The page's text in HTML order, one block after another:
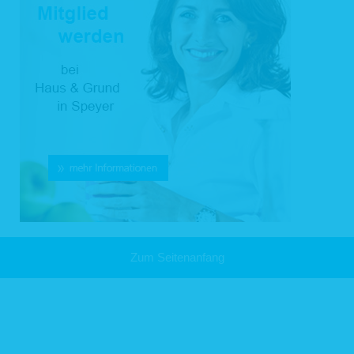
Zum Seitenanfang
2.4 Interessenabwägung (Art. 6 Abs. 1f DS-GVO)
Zur Wahrung berechtigter Interessen von uns oder Dritten erfolgt darüber hinaus
eine Datenverarbeitung für bestimmte Zwecke nach vorheriger
Interessenabwägung, z.B. zur Sicherstellung des Hausrechts, Wahrung
rechtlicher Ansprüche, Aufklärung von Straftaten, Ermittlung von Ausfallrisiken,
optimierten Produktentwicklung, optimierten Kundenansprache zu
Werbezwecken, optimierten Bedarfsplanung oder zur Sicherstellung der
Datensicherheit.
3 Weitergehende Datenverarbeitung im Rahmen der
Webseitennutzung
3.1 Pseudonymisierte Nutzung der Internetseite
Sie können unsere Internetseiten grundsätzlich besuchen, ohne uns
nicht mit den Daten des Trägers des Pseudonyms zusammengeführt. Eine
Erstellung von pseudonymen Nutzungsprofilen findet nicht statt.